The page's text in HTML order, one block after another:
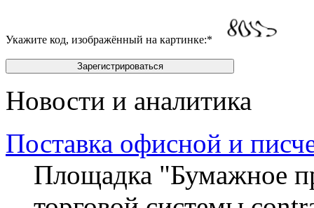
Укажите код, изображённый на картинке:*
Новости и аналитика
Поставка офисной и
Площадка "Бумажное